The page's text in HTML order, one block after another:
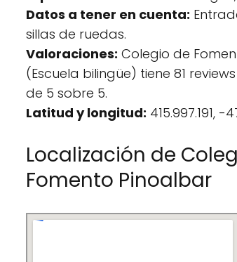
Datos a tener en cuenta:
sillas de ruedas.
Valoraciones: Colegio de
(Escuela bilingüe) tiene 81
de 5 sobre 5.
Latitud y longitud: 415.997.191, -
Localización de
Fomento Pinoalbar